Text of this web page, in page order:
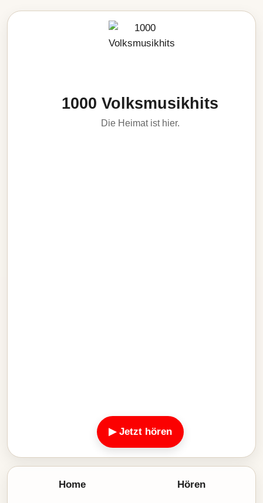
1000 Volksmusikhits
Die Heimat ist hier.
▶ Jetzt hören
Home Hören